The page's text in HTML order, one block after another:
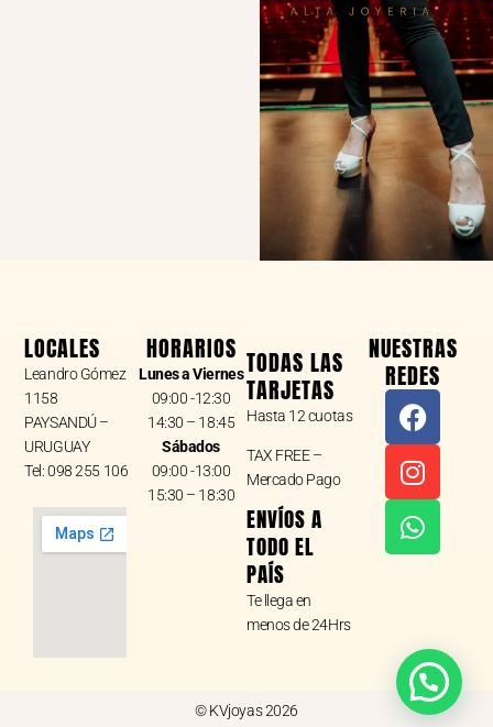
LOCALES
Leandro Gómez
1158
PAYSANDÚ –
URUGUAY
Tel: 098 255 106
HORARIOS
Lunes a Viernes
09:00 -12:30
14:30 – 18:45
Sábados
09:00 -13:00
15:30 – 18:30
TODAS LAS
TARJETAS
Hasta 12 cuotas
TAX FREE –
Mercado Pago
ENVÍOS A
TODO EL
PAÍS
Te llega en
menos de 24Hrs
NUESTRAS
REDES
F
a
c
e
b
o
I
n
s
t
a
g
W
h
a
t
s
a
© KVjoyas 2026